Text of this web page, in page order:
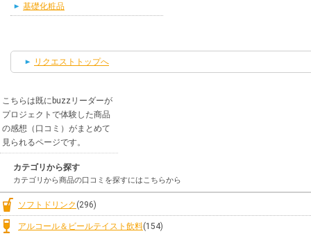
基礎化粧品
リクエストトップへ
こちらは既にbuzzリーダーが
プロジェクトで体験した商品
の感想（口コミ）がまとめて
見られるページです。
カテゴリから探す
カテゴリから商品の口コミを探すにはこちらから
ソフトドリンク (296)
アルコール＆ビールテイスト飲料(154)